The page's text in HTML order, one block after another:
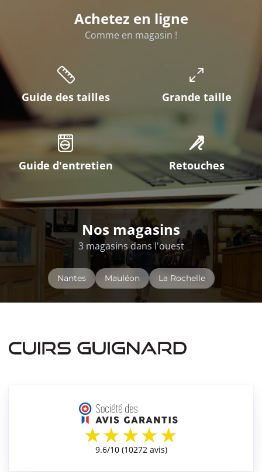
Achetez en ligne
Comme en magasin !
Guide des tailles Grande taille
Guide d'entretien Retouches
Nos magasins
3 magasins dans l'ouest
Nantes Mauléon La Rochelle